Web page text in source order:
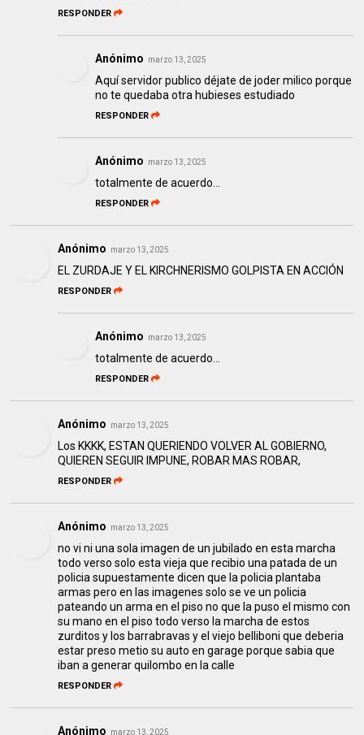
RESPONDER
Anónimo marzo 13, 2025
Aquí servidor publico déjate de joder milico porque
no te quedaba otra hubieses estudiado
RESPONDER
Anónimo marzo 13, 2025
totalmente de acuerdo...
RESPONDER
Anónimo marzo 13, 2025
EL ZURDAJE Y EL KIRCHNERISMO GOLPISTA EN ACCIÓN
RESPONDER
Anónimo marzo 13, 2025
totalmente de acuerdo...
RESPONDER
Anónimo marzo 13, 2025
Los KKKK, ESTAN QUERIENDO VOLVER AL GOBIERNO,
QUIEREN SEGUIR IMPUNE, ROBAR MAS ROBAR,
RESPONDER
Anónimo marzo 13, 2025
no vi ni una sola imagen de un jubilado en esta marcha
todo verso solo esta vieja que recibio una patada de un
policia supuestamente dicen que la policia plantaba
armas pero en las imagenes solo se ve un policia
pateando un arma en el piso no que la puso el mismo con
su mano en el piso todo verso la marcha de estos
zurditos y los barrabravas y el viejo belliboni que deberia
estar preso metio su auto en garage porque sabia que
iban a generar quilombo en la calle
RESPONDER
Anónimo marzo 13, 2025